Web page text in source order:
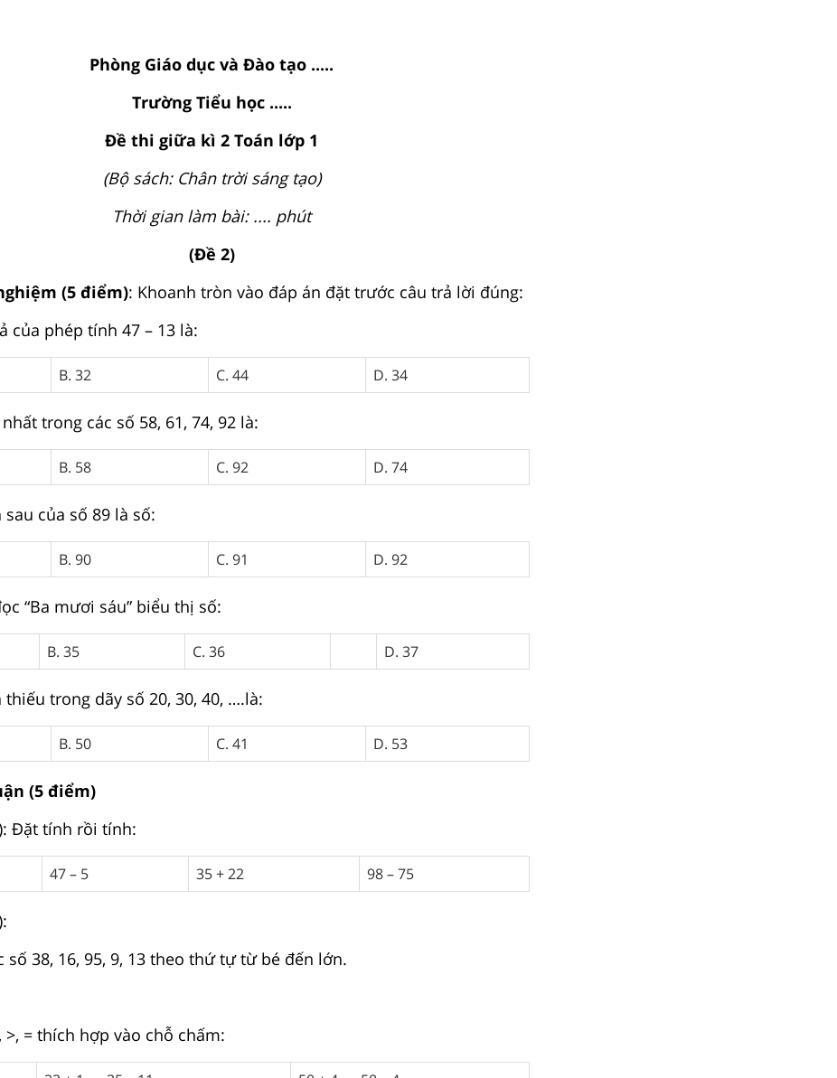
Phòng Giáo dục và Đào tạo .....
Trường Tiểu học .....
Đề thi giữa kì 2 Toán lớp 1
(Bộ sách: Chân trời sáng tạo)
Thời gian làm bài: .... phút
(Đề 2)
(5 điểm): Khoanh tròn vào đáp án đặt trước câu trả lời đúng:
của phép tính 47 – 13 là:
B. 32 C. 44 D. 34
trong các số 58, 61, 74, 92 là:
B. 58 C. 92 D. 74
sau của số 89 là số:
B. 90 C. 91 D. 92
“Ba mươi sáu” biểu thị số:
B. 35 C. 36 D. 37
thiếu trong dãy số 20, 30, 40, ….là:
B. 50 C. 41 D. 53
(5 điểm)
Đặt tính rồi tính:
47 – 5 35 + 22 98 – 75
số 38, 16, 95, 9, 13 theo thứ tự từ bé đến lớn.
>, = thích hợp vào chỗ chấm: